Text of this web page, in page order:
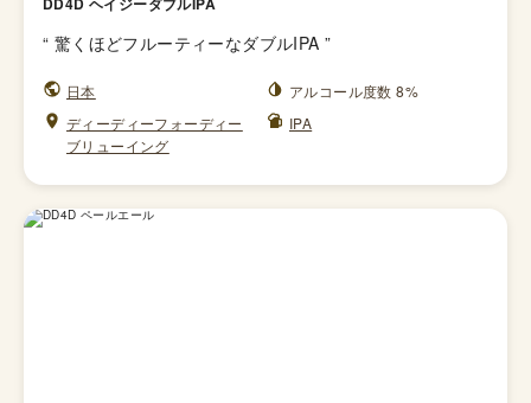
“ 驚くほどフルーティーなダブルIPA ”
日本
アルコール度数 8%
ディーディーフォーディー
ブリューイング
IPA